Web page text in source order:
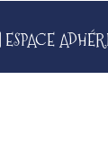
ESPACE